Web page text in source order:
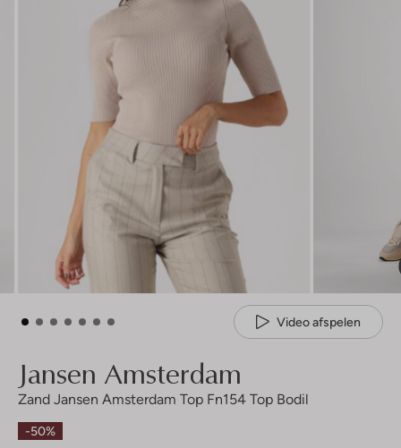
Video afspelen
Jansen Amsterdam
Zand Jansen Amsterdam Top Fn154 Top Bodil
-50%